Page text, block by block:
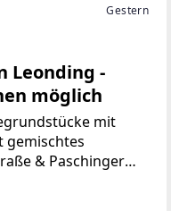
Gestern
Leonding -
möglich
mit
gemischtes
& Paschinger
zu Linz.Die drei
gesamt erworben